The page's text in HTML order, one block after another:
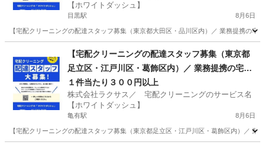
【ホワイトダッシュ】
目黒駅 8月6日
【宅配クリーニングの配達スタッフ募集（東京都大田区・品川区内）／ 業務提携の
目黒駅 ドライバー 東京 品川区 品川駅
ドライバー スタッフ
【宅配クリーニングの配達スタッフ募集（東京都
足立区・江戸川区・葛飾区内）／ 業務提携の宅配
クリーニング店募集】
１件当たり３００円以上
株式会社ラクサス／ 宅配クリーニングのサービス名
【ホワイトダッシュ】
亀有駅 8月6日
【宅配クリーニングの配達スタッフ募集（東京都足立区・江戸川区・葛飾区内）／